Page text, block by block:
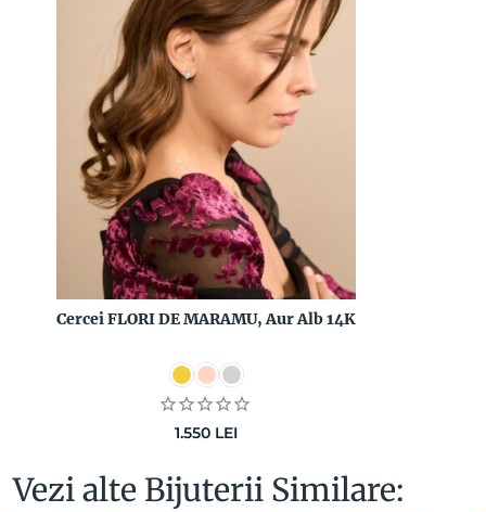
Cercei FLORI DE MARAMU, Aur Alb 14K
1.550 LEI
Vezi alte Bijuterii Similare: